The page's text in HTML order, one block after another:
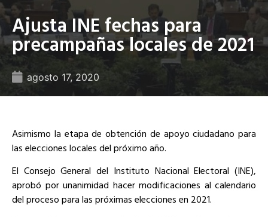
Ajusta INE fechas para
precampañas locales de 2021
agosto 17, 2020
Asimismo la etapa de obtención de apoyo ciudadano para
las elecciones locales del próximo año.
El Consejo General del Instituto Nacional Electoral (INE),
aprobó por unanimidad hacer modificaciones al calendario
del proceso para las próximas elecciones en 2021.